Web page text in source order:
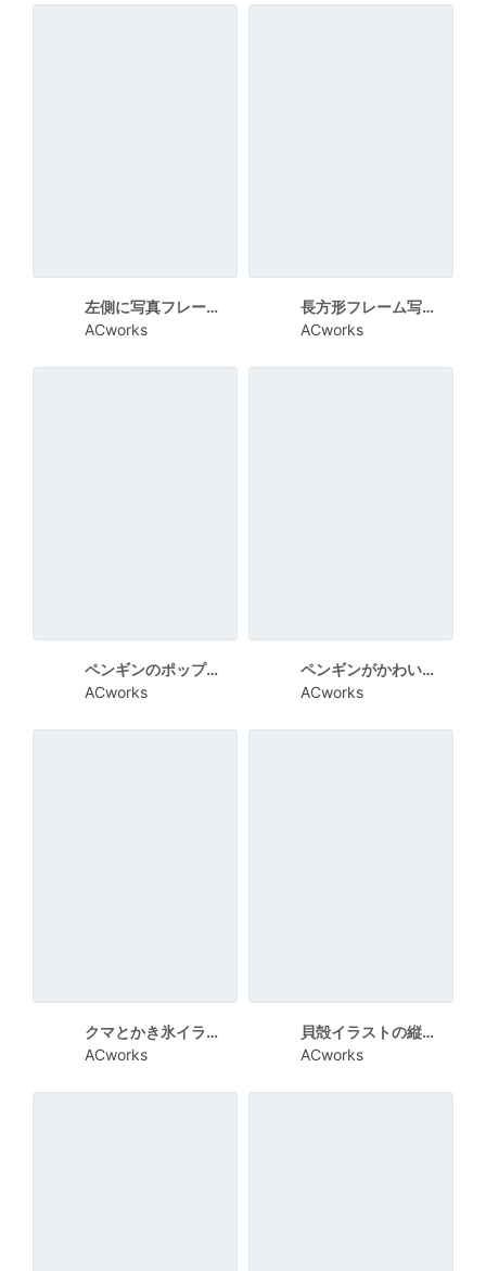
左側に写真フレームが並ぶ残暑見舞い
ACworks
長方形フレーム写真が豊富な残暑見舞い
ACworks
ペンギンのポップな残暑見舞い
ACworks
ペンギンがかわいい横書きの残暑見舞い
ACworks
クマとかき氷イラストのかわいい残暑見舞い
ACworks
貝殻イラストの縦書き残暑見舞い
ACworks